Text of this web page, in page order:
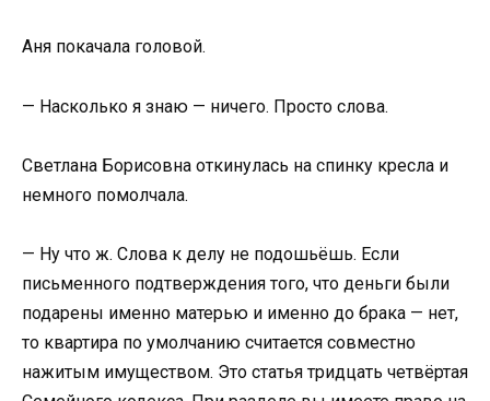
Аня покачала головой.
— Насколько я знаю — ничего. Просто слова.
Светлана Борисовна откинулась на спинку кресла и
немного помолчала.
— Ну что ж. Слова к делу не подошьёшь. Если
письменного подтверждения того, что деньги были
подарены именно матерью и именно до брака — нет,
то квартира по умолчанию считается совместно
нажитым имуществом. Это статья тридцать четвёртая